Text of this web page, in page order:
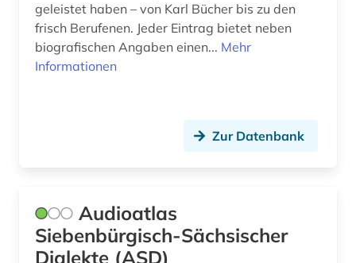
geleistet haben – von Karl Bücher bis zu den
frisch Berufenen. Jeder Eintrag bietet neben
biografischen Angaben einen... Mehr
Informationen
Zur Datenbank
Audioatlas
Siebenbürgisch-Sächsischer
Dialekte (ASD)